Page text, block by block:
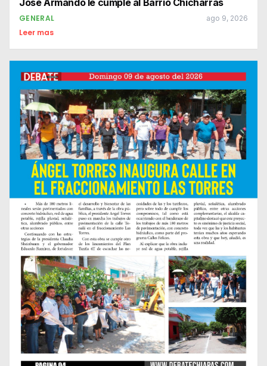
José Armando le cumple al Barrio Chicharras
GENERAL ago 9, 2026
Leer mas